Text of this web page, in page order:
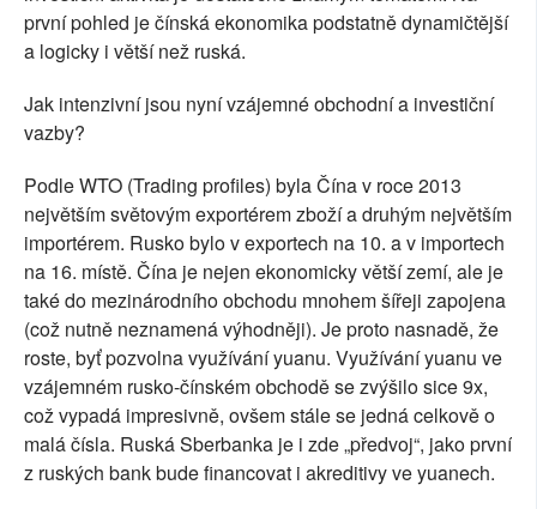
první pohled je čínská ekonomika podstatně dynamičtější
a logicky i větší než ruská.
Jak intenzivní jsou nyní vzájemné obchodní a investiční
vazby?
Podle WTO (Trading profiles) byla Čína v roce 2013
největším světovým exportérem zboží a druhým největším
importérem. Rusko bylo v exportech na 10. a v importech
na 16. místě. Čína je nejen ekonomicky větší zemí, ale je
také do mezinárodního obchodu mnohem šířeji zapojena
(což nutně neznamená výhodněji). Je proto nasnadě, že
roste, byť pozvolna využívání yuanu. Využívání yuanu ve
vzájemném rusko-čínském obchodě se zvýšilo sice 9x,
což vypadá impresivně, ovšem stále se jedná celkově o
malá čísla. Ruská Sberbanka je i zde „předvoj“, jako první
z ruských bank bude financovat i akreditivy ve yuanech.